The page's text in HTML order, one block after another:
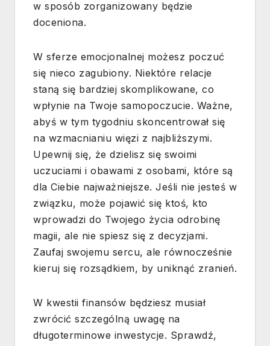
w sposób zorganizowany będzie
doceniona.
W sferze emocjonalnej możesz poczuć
się nieco zagubiony. Niektóre relacje
staną się bardziej skomplikowane, co
wpłynie na Twoje samopoczucie. Ważne,
abyś w tym tygodniu skoncentrował się
na wzmacnianiu więzi z najbliższymi.
Upewnij się, że dzielisz się swoimi
uczuciami i obawami z osobami, które są
dla Ciebie najważniejsze. Jeśli nie jesteś w
związku, może pojawić się ktoś, kto
wprowadzi do Twojego życia odrobinę
magii, ale nie spiesz się z decyzjami.
Zaufaj swojemu sercu, ale równocześnie
kieruj się rozsądkiem, by uniknąć zranień.
W kwestii finansów będziesz musiał
zwrócić szczególną uwagę na
długoterminowe inwestycje. Sprawdź,